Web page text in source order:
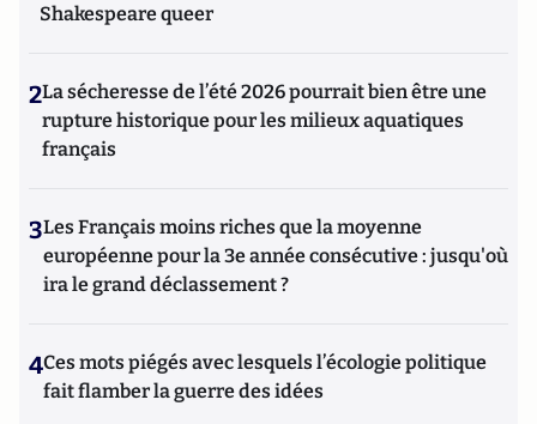
Shakespeare queer
2La sécheresse de l’été 2026 pourrait bien être une
rupture historique pour les milieux aquatiques
français
3Les Français moins riches que la moyenne
européenne pour la 3e année consécutive : jusqu'où
ira le grand déclassement ?
4Ces mots piégés avec lesquels l’écologie politique
fait flamber la guerre des idées